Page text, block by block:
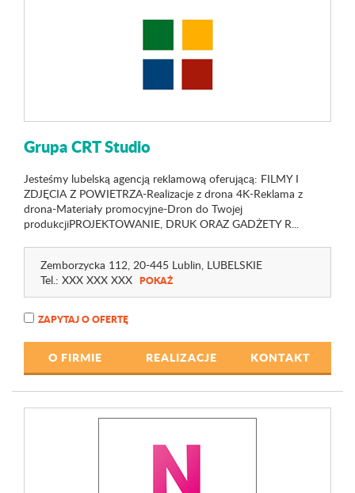
Grupa CRT Studio
Jesteśmy lubelską agencją reklamową oferującą: FILMY I
ZDJĘCIA Z POWIETRZA-Realizacje z drona 4K-Reklama z
drona-Materiały promocyjne-Dron do Twojej
produkcjiPROJEKTOWANIE, DRUK ORAZ GADŻETY R...
Zemborzycka 112, 20-445 Lublin, LUBELSKIE
Tel.: XXX XXX XXX POKAŻ
ZAPYTAJ O OFERTĘ
O FIRMIE REALIZACJE KONTAKT